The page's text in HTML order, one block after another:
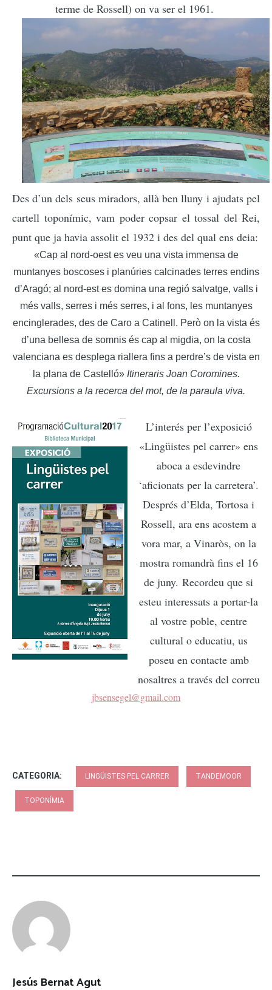
terme de Rossell) on va ser el 1961.
Des d’un dels seus miradors, allà ben lluny i ajudats pel
cartell toponímic, vam poder copsar el tossal del Rei,
punt que ja havia assolit el 1932 i des del qual ens deia:
«Cap al nord-oest es veu una vista immensa de
muntanyes boscoses i planúries calcinades terres endins
d’Aragó; al nord-est es domina una regió salvatge, valls i
més valls, serres i més serres, i al fons, les muntanyes
encinglerades, des de Caro a Catinell. Però on la vista és
d’una bellesa de somnis és cap al migdia, on la costa
valenciana es desplega riallera fins a perdre’s de vista en
la plana de Castelló» Itineraris Joan Coromines.
Excursions a la recerca del mot, de la paraula viva.
L’interés per l’exposició
«Lingüistes pel carrer» ens
aboca a esdevindre
‘aficionats per la carretera’.
Després d’Elda, Tortosa i
Rossell, ara ens acostem a
vora mar, a Vinaròs, on la
mostra romandrà fins el 16
de juny. Recordeu que si
esteu interessats a portar-la
al vostre poble, centre
cultural o educatiu, us
poseu en contacte amb
nosaltres a través del correu
jbsensegel@gmail.com
CATEGORIA: LINGÜISTES PEL CARRER TANDEMOOR
TOPONÍMIA
Jesús Bernat Agut